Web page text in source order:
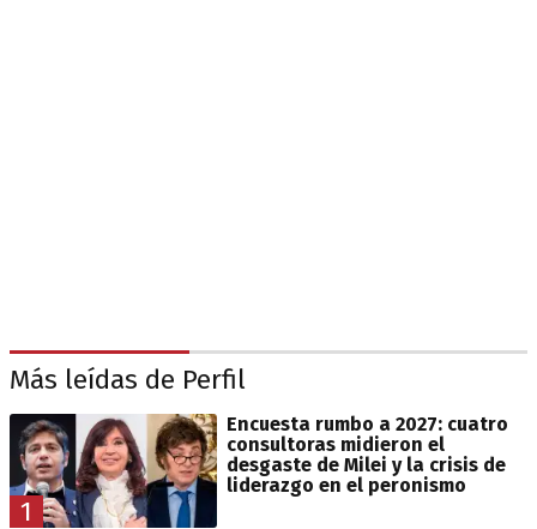
Más leídas de Perfil
1
Encuesta rumbo a 2027: cuatro
consultoras midieron el
desgaste de Milei y la crisis de
liderazgo en el peronismo